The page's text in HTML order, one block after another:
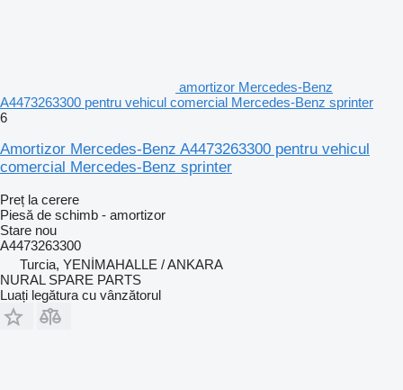
amortizor Mercedes-Benz
A4473263300 pentru vehicul comercial Mercedes-Benz sprinter
6
Amortizor Mercedes-Benz A4473263300 pentru vehicul
comercial Mercedes-Benz sprinter
Preț la cerere
Piesă de schimb - amortizor
Stare nou
A4473263300
Turcia, YENİMAHALLE / ANKARA
NURAL SPARE PARTS
Luați legătura cu vânzătorul